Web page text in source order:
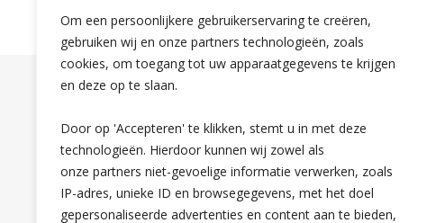
Om een persoonlijkere gebruikerservaring te creëren,
gebruiken wij en onze partners technologieën, zoals
cookies, om toegang tot uw apparaatgegevens te krijgen
en deze op te slaan.
Door op 'Accepteren' te klikken, stemt u in met deze
technologieën. Hierdoor kunnen wij zowel als
onze partners niet-gevoelige informatie verwerken, zoals
IP-adres, unieke ID en browsegegevens, met het doel
gepersonaliseerde advertenties en content aan te bieden,
Over mij